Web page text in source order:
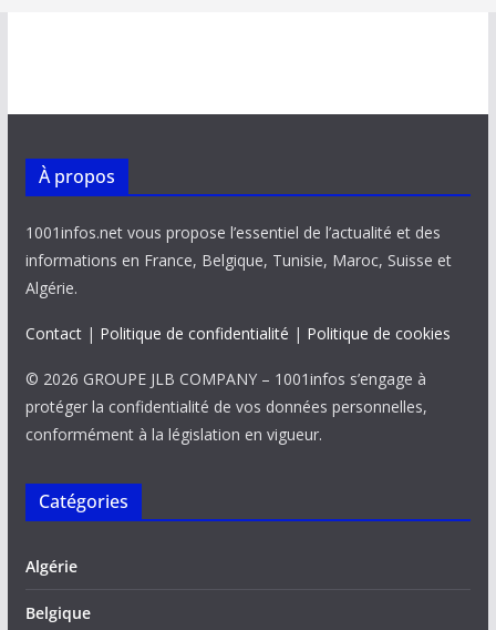
À propos
1001infos.net vous propose l’essentiel de l’actualité et des
informations en France, Belgique, Tunisie, Maroc, Suisse et
Algérie.
Contact| Politique de confidentialité | Politique de cookies
© 2026 GROUPE JLB COMPANY – 1001infos s’engage à
protéger la confidentialité de vos données personnelles,
conformément à la législation en vigueur.
Catégories
Algérie
Belgique